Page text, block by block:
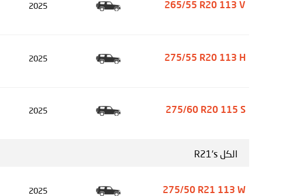
265/55 R20 113 V
2025
275/55 R20 113 H
2025
275/60 R20 115 S
2025
الكل R21's
275/50 R21 113 W
2025